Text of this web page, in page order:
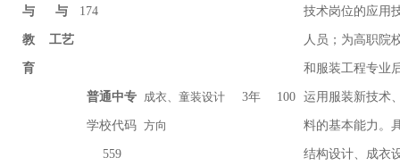
与
教
育
与
工艺
174 技术岗位的应用
人员；为高职院
和服装工程专业
运用服装新技术
料的基本能力。
结构设计、成衣
普通中专
学校代码
559
成衣、童装设计
方向
3年 100